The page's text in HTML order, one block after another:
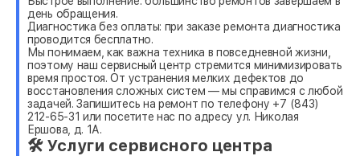
день обращения.
Диагностика без оплаты: при заказе ремонта диагностика
проводится бесплатно.
Мы понимаем, как важна техника в повседневной жизни,
поэтому наш сервисный центр стремится минимизировать
время простоя. От устранения мелких дефектов до
восстановления сложных систем — мы справимся с любой
задачей. Запишитесь на ремонт по телефону +7 (843)
212-65-31 или посетите нас по адресу ул. Николая
Ершова, д. 1А.
🛠 Услуги сервисного центра